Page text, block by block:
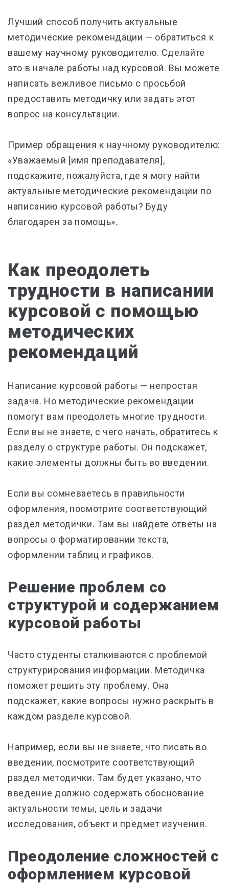
Лучший способ получить актуальные
методические рекомендации — обратиться к
вашему научному руководителю. Сделайте
это в начале работы над курсовой. Вы можете
написать вежливое письмо с просьбой
предоставить методичку или задать этот
вопрос на консультации.
Пример обращения к научному руководителю:
«Уважаемый [имя преподавателя],
подскажите, пожалуйста, где я могу найти
актуальные методические рекомендации по
написанию курсовой работы? Буду
благодарен за помощь».
Как преодолеть
трудности в написании
курсовой с помощью
методических
рекомендаций
Написание курсовой работы — непростая
задача. Но методические рекомендации
помогут вам преодолеть многие трудности.
Если вы не знаете, с чего начать, обратитесь к
разделу о структуре работы. Он подскажет,
какие элементы должны быть во введении.
Если вы сомневаетесь в правильности
оформления, посмотрите соответствующий
раздел методички. Там вы найдете ответы на
вопросы о форматировании текста,
оформлении таблиц и графиков.
Решение проблем со
структурой и содержанием
курсовой работы
Часто студенты сталкиваются с проблемой
структурирования информации. Методичка
поможет решить эту проблему. Она
подскажет, какие вопросы нужно раскрыть в
каждом разделе курсовой.
Например, если вы не знаете, что писать во
введении, посмотрите соответствующий
раздел методички. Там будет указано, что
введение должно содержать обоснование
актуальности темы, цель и задачи
исследования, объект и предмет изучения.
Преодоление сложностей с
оформлением курсовой